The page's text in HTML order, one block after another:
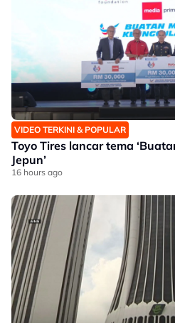
VIDEO TERKINI & POPULAR
Toyo Tires lancar tema
Jepun’
16 hours ago